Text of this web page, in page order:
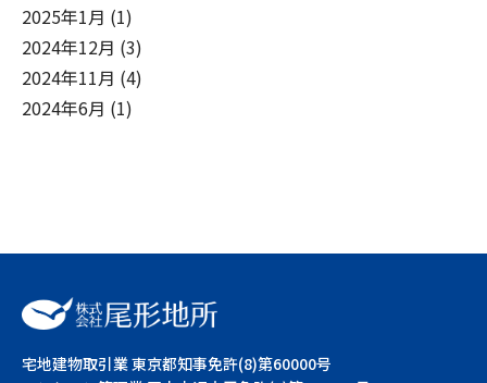
2025年1月 (1)
2024年12月 (3)
2024年11月 (4)
2024年6月 (1)
宅地建物取引業 東京都知事免許(8)第60000号